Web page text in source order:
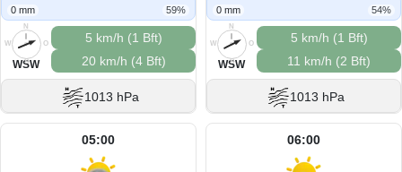
0 mm 59%
N
O
S
W
WSW
5 km/h (1 Bft)
20 km/h (4 Bft)
1013 hPa
0 mm 54%
N
O
S
W
WSW
5 km/h (1 Bft)
11 km/h (2 Bft)
1013 hPa
05:00 06:00